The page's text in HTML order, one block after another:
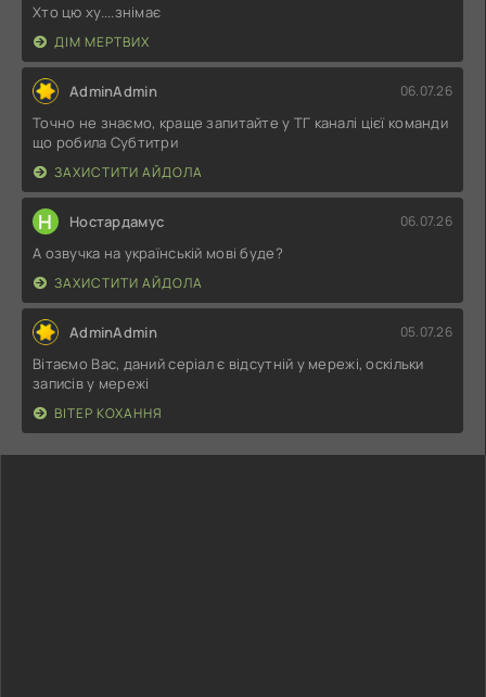
Хто цю ху....знімає
ДІМ МЕРТВИХ
AdminAdmin 06.07.26
Точно не знаємо, краще запитайте у ТГ каналі цієї команди
що робила Субтитри
ЗАХИСТИТИ АЙДОЛА
Н Ностардамус 06.07.26
А озвучка на українській мові буде?
ЗАХИСТИТИ АЙДОЛА
AdminAdmin 05.07.26
Вітаємо Вас, даний серіал є відсутній у мережі, оскільки
записів у мережі
ВІТЕР КОХАННЯ